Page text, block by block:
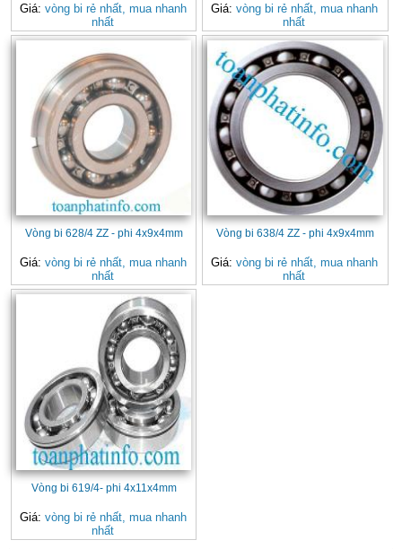
Giá: vòng bi rẻ nhất, mua nhanh
nhất
Giá: vòng bi rẻ nhất, mua nhanh
nhất
Vòng bi 628/4 ZZ - phi 4x9x4mm
Giá: vòng bi rẻ nhất, mua nhanh
nhất
Vòng bi 638/4 ZZ - phi 4x9x4mm
Giá: vòng bi rẻ nhất, mua nhanh
nhất
Vòng bi 619/4- phi 4x11x4mm
Giá: vòng bi rẻ nhất, mua nhanh
nhất